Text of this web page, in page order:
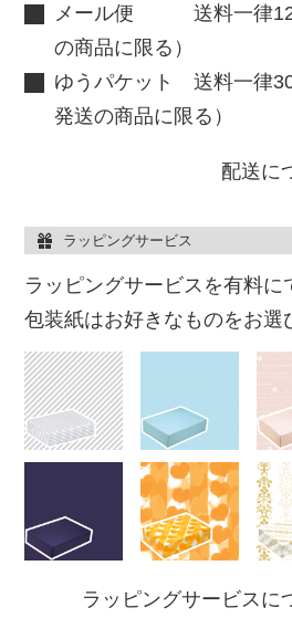
メール便 送料一律120
の商品に限る）
ゆうパケット 送料一律
発送の商品に限る）
配送に
ラッピングサービス
ラッピングサービスを有料に
包装紙はお好きなものをお選
ラッピングサービスに